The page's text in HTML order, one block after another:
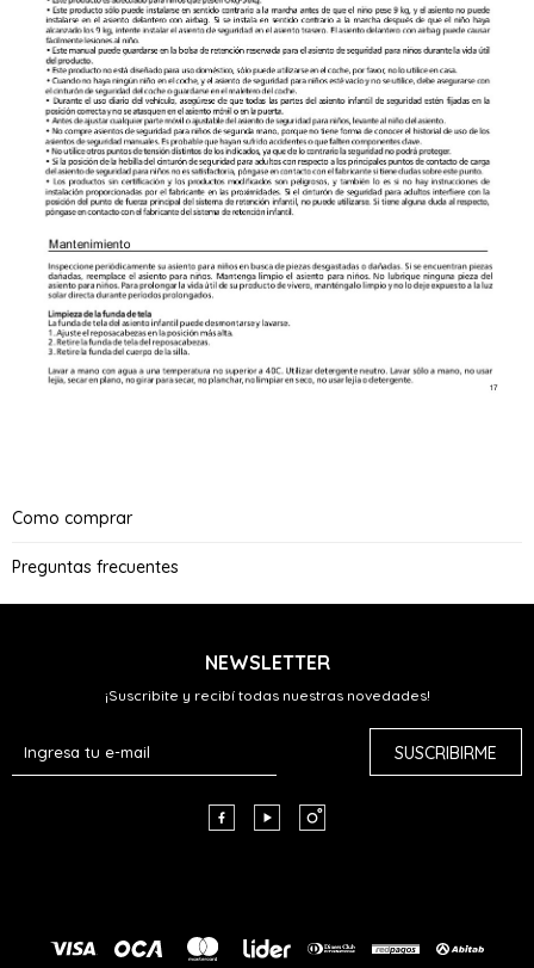
Como comprar
Preguntas frecuentes
NEWSLETTER
¡Suscribite y recibí todas nuestras novedades!
SUSCRIBIRME
  